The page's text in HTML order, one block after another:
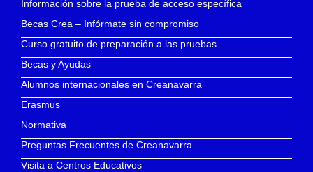
Información sobre la prueba de acceso específica
Becas Crea – Infórmate sin compromiso
Curso gratuito de preparación a las pruebas
Becas y Ayudas
Alumnos internacionales en Creanavarra
Erasmus
Normativa
Preguntas Frecuentes de Creanavarra
Visita a Centros Educativos